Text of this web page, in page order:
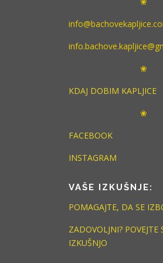
❀
KDAJ DOBIM KAPLJICE
❀
FACEBOOK
INSTAGRAM
VAŠE IZKUŠNJE:
POMAGAJTE, DA SE
ZADOVOLJNI? POVEJTE
IZKUŠNJO